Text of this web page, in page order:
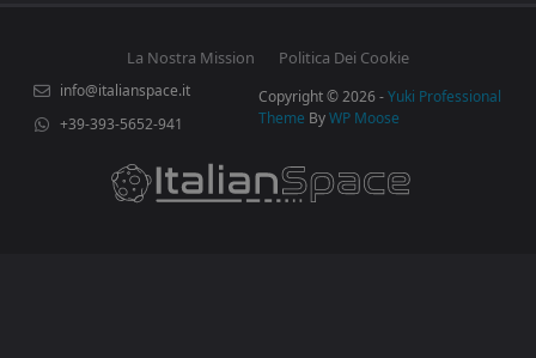
La Nostra Mission Politica Dei Cookie
info@italianspace.it
+39-393-5652-941
Copyright © 2026 -Yuki Professional
Theme ByWP Moose